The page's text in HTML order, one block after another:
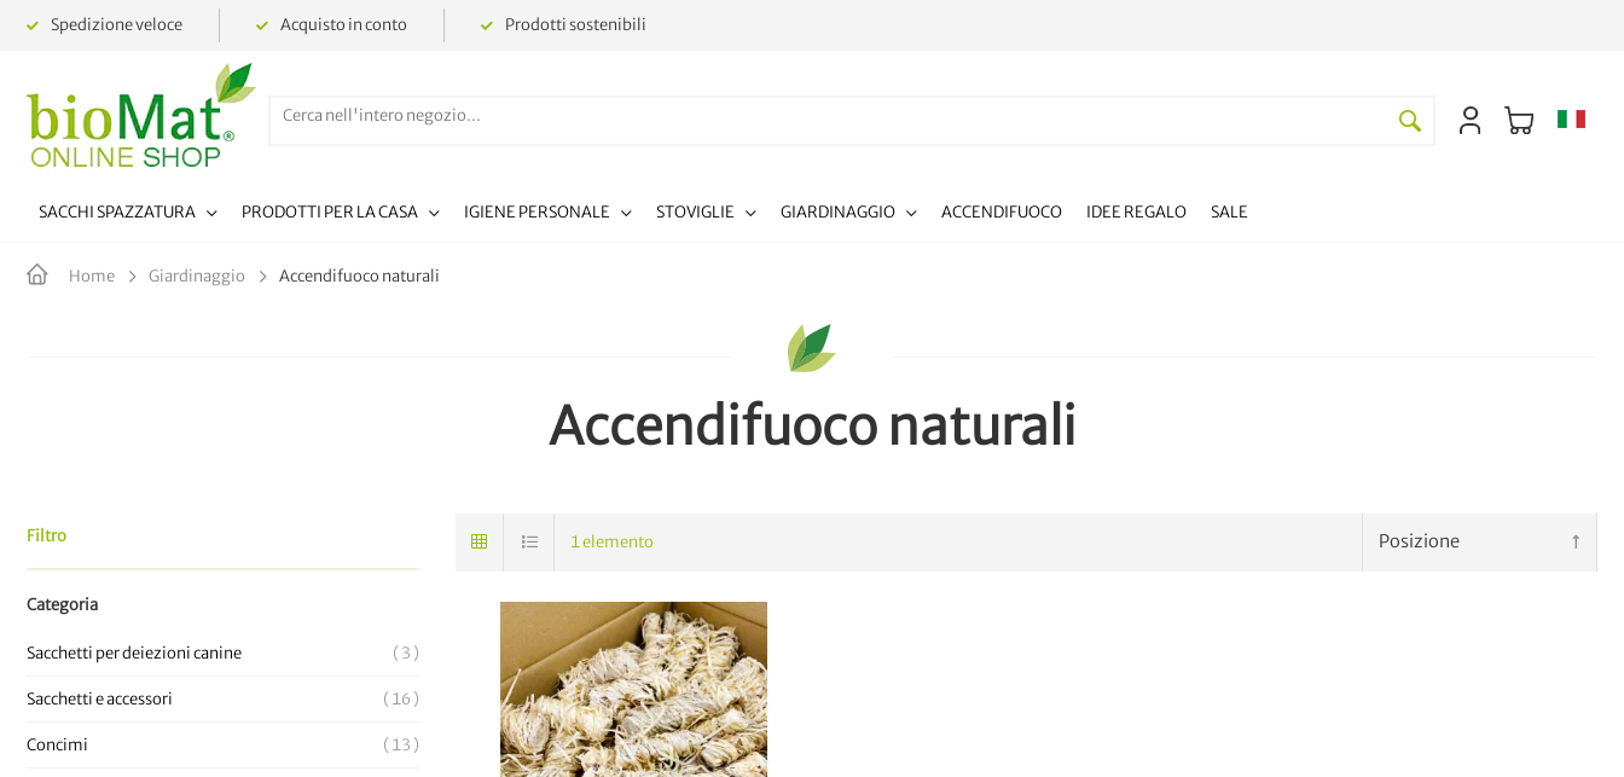
Spedizione veloce Acquisto in conto Prodotti sostenibili
SACCHI SPAZZATURA PRODOTTI PER LA CASA IGIENE PERSONALE STOVIGLIE GIARDINAGGIO ACCENDIFUOCO IDEE REGALO SALE
Home Giardinaggio Accendifuoco naturali
Accendifuoco naturali
1elemento
Filtro
Categoria
Sacchetti per deiezioni canine 3
Sacchetti e accessori 16
Concimi 13